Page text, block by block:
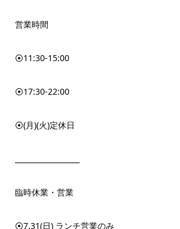
営業時間
⦿11:30-15:00
⦿17:30-22:00
⦿(月)(火)定休日
臨時休業・営業
⦿7.31(日) ランチ営業のみ